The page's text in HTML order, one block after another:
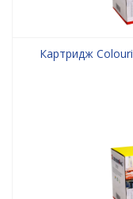
Картридж